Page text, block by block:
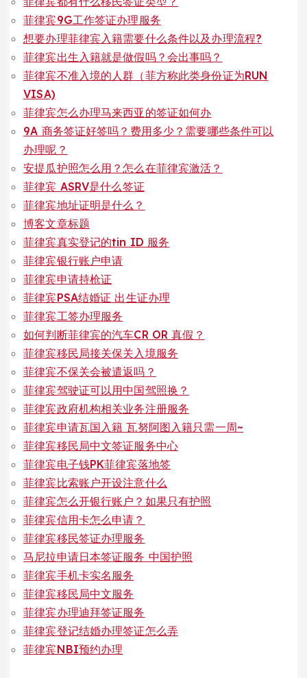
菲律宾9G工作签证办理服务
想要办理菲律宾入籍需要什么条件以及办理流程?
菲律宾出生入籍就是做假吗？会出事吗？
菲律宾不准入境的人群（菲方称此类身份证为RUN
VISA)
菲律宾怎么办理马来西亚的签证如何办
9A 商务签证好签吗？费用多少？需要哪些条件可以
办理呢？
安提瓜护照怎么用？怎么在菲律宾激活？
菲律宾 ASRV是什么签证
菲律宾地址证明是什么？
博客文章标题
菲律宾真实登记的tin ID 服务
菲律宾银行账户申请
菲律宾申请持枪证
菲律宾PSA结婚证 出生证办理
菲律宾工签办理服务
如何判断菲律宾的汽车CR OR 真假？
菲律宾移民局接关保关入境服务
菲律宾不保关会被遣返吗？
菲律宾驾驶证可以用中国驾照换？
菲律宾政府机构相关业务注册服务
菲律宾申请瓦国入籍 瓦努阿图入籍只需一周~
菲律宾移民局中文签证服务中心
菲律宾电子钱PK菲律宾落地签
菲律宾比索账户开设注意什么
菲律宾怎么开银行账户？如果只有护照
菲律宾信用卡怎么申请？
菲律宾移民签证办理服务
马尼拉申请日本签证服务 中国护照
菲律宾手机卡实名服务
菲律宾移民局中文服务
菲律宾办理迪拜签证服务
菲律宾登记结婚办理签证怎么弄
菲律宾NBI预约办理